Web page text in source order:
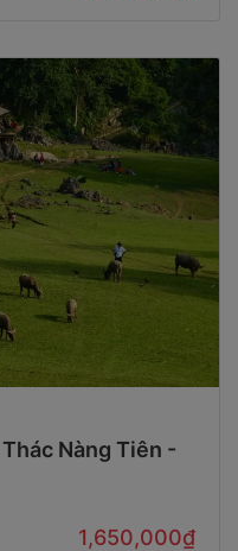
Nàng Tiên -
1,650,000₫